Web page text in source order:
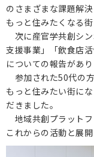
企業の方へ
地域・一般の方へ
のさまざまな課題解
もっと住みたくなる
次に産官学共創シ
支援事業」「飲食店
についての報告があり
参加された50代の
もっと住みたい街に
だきました。
地域共創プラットフ
これからの活動と展